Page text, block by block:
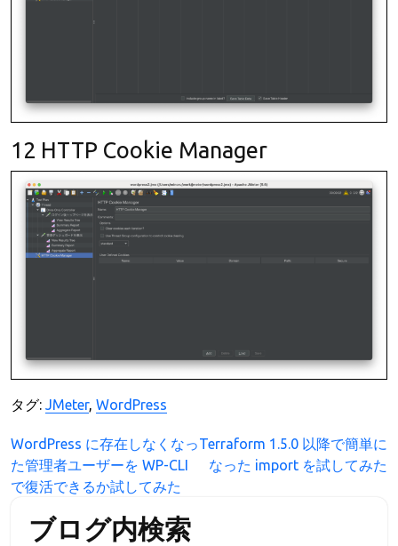
12 HTTP Cookie Manager
タグ: JMeter, WordPress
投
稿
ナ
ビ
WordPress に存在しなくなっ
た管理者ユーザーを WP-CLI
で復活できるか試してみた
Terraform 1.5.0 以降で簡単に
なった import を試してみた
ブログ内検索